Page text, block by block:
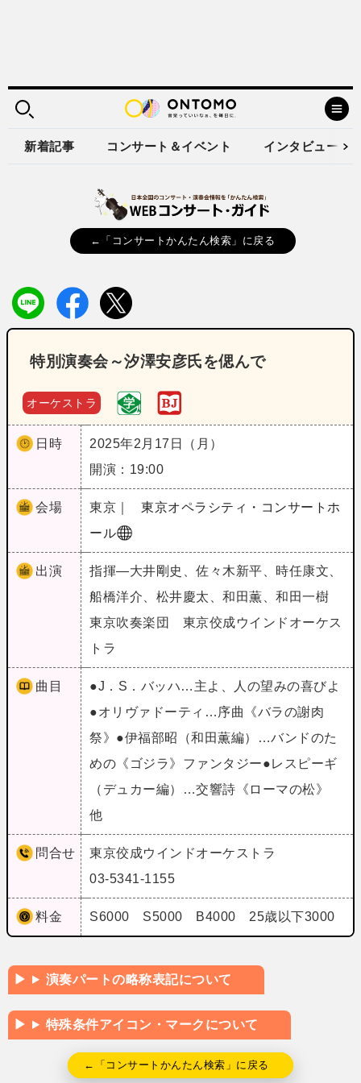
新着記事 コンサート＆イベント インタビュー
←「コンサートかんたん検索」に戻る
特別演奏会～汐澤安彦氏を偲んで
オーケストラ
日時
2025年2月17日（月）
開演：19:00
会場 東京｜
東京オペラシティ・コンサートホ
ール
出演
指揮―大井剛史、佐々木新平、時任康文、
船橋洋介、松井慶太、和田薫、和田一樹
東京吹奏楽団 東京佼成ウインドオーケス
トラ
曲目
●J．S．バッハ…主よ、人の望みの喜びよ
●オリヴァドーティ…序曲《バラの謝肉
祭》●伊福部昭（和田薫編）…バンドのた
めの《ゴジラ》ファンタジー●レスピーギ
（デュカー編）…交響詩《ローマの松》
他
問合せ
東京佼成ウインドオーケストラ
03-5341-1155
料金 S6000 S5000 B4000 25歳以下3000
演奏パートの略称表記について
特殊条件アイコン・マークについて
←「コンサートかんたん検索」に戻る